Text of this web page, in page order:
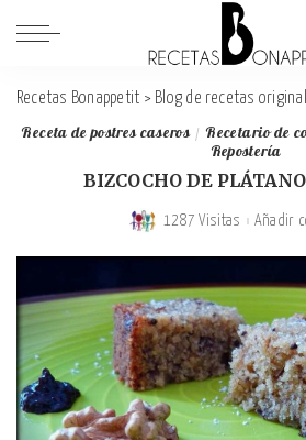
Recetas Bonappetit > Blog de recetas originales de
Receta de postres caseros Recetario de
Repostería
BIZCOCHO DE
1287 Visitas Añadir